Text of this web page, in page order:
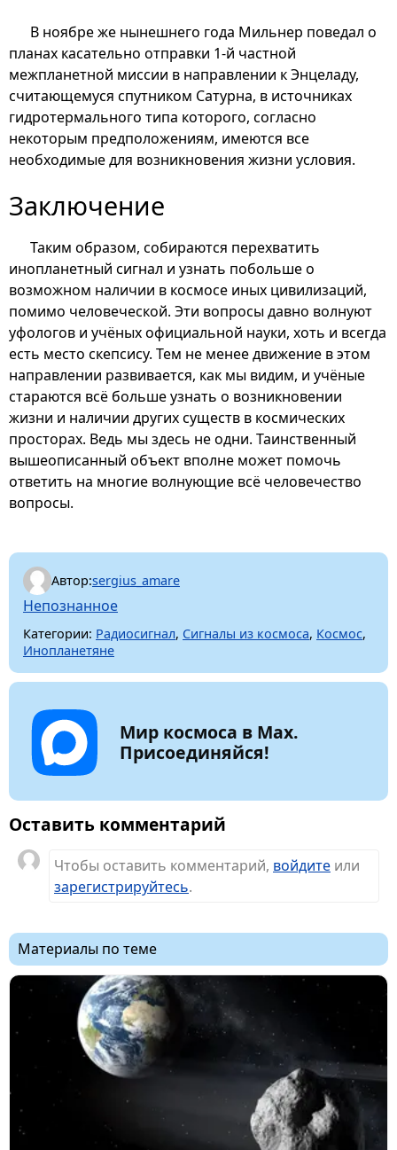
В ноябре же нынешнего года Мильнер поведал о
планах касательно отправки 1-й частной
межпланетной миссии в направлении к Энцеладу,
считающемуся спутником Сатурна, в источниках
гидротермального типа которого, согласно
некоторым предположениям, имеются все
необходимые для возникновения жизни условия.
Заключение
Таким образом, собираются перехватить
инопланетный сигнал и узнать побольше о
возможном наличии в космосе иных цивилизаций,
помимо человеческой. Эти вопросы давно волнуют
уфологов и учёных официальной науки, хоть и всегда
есть место скепсису. Тем не менее движение в этом
направлении развивается, как мы видим, и учёные
стараются всё больше узнать о возникновении
жизни и наличии других существ в космических
просторах. Ведь мы здесь не одни. Таинственный
вышеописанный объект вполне может помочь
ответить на многие волнующие всё человечество
вопросы.
Автор:sergius_amare
Непознанное
Категории: Радиосигнал, Сигналы из космоса, Космос,
Инопланетяне
Мир космоса в Max.
Присоединяйся!
Оставить комментарий
Чтобы оставить комментарий, войдите или
зарегистрируйтесь.
Материалы по теме